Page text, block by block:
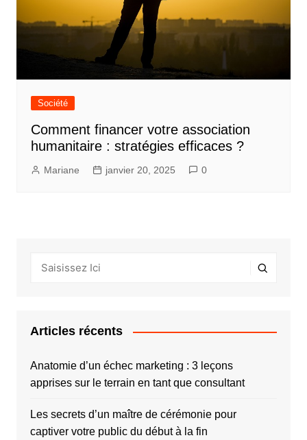
Société
Comment financer votre association
humanitaire : stratégies efficaces ?
Mariane janvier 20, 2025 0
Articles récents
Anatomie d’un échec marketing : 3 leçons
apprises sur le terrain en tant que consultant
Les secrets d’un maître de cérémonie pour
captiver votre public du début à la fin